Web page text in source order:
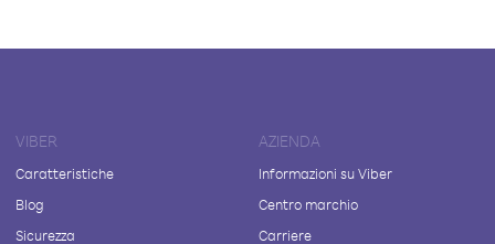
VIBER
Caratteristiche
Blog
Sicurezza
AZIENDA
Informazioni su Viber
Centro marchio
Carriere